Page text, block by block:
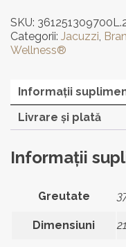
locuri,
SUA
SKU:
Categorii: Jacuzzi
Wellness®
Informații
Livrare și plată
Informații
Greutate
Dimensiuni